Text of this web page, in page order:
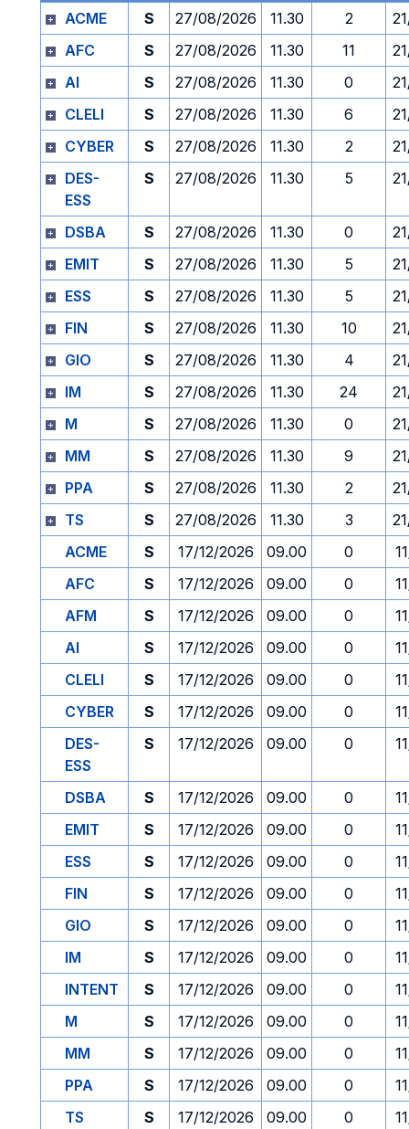
ACME S 27/08/2026 11.30 2
AFC
S 27/08/2026 11.30 11
AI
S 27/08/2026 11.30 0
CLELI
S 27/08/2026 11.30 6
CYBER
S 27/08/2026 11.30 2
DES-
ESS
S 27/08/2026 11.30 5
DSBA S 27/08/2026 11.30 0
EMIT
S 27/08/2026 11.30 5
ESS
S 27/08/2026 11.30 5
FIN
S 27/08/2026 11.30 10
GIO
S 27/08/2026 11.30 4
IM
S 27/08/2026 11.30 24
M
S 27/08/2026 11.30 0
MM
S 27/08/2026 11.30 9
PPA
S 27/08/2026 11.30 2
TS
S 27/08/2026 11.30 3
ACME
S 17/12/2026 09.00 0
AFC
S 17/12/2026 09.00 0
AFM
S 17/12/2026 09.00 0
AI
S 17/12/2026 09.00 0
CLELI
S 17/12/2026 09.00 0
CYBER
S 17/12/2026 09.00 0
DES-
ESS
S 17/12/2026 09.00 0
DSBA S 17/12/2026 09.00 0
EMIT
S 17/12/2026 09.00 0
ESS
S 17/12/2026 09.00 0
FIN
S 17/12/2026 09.00 0
GIO
S 17/12/2026 09.00 0
IM
S 17/12/2026 09.00 0
INTENT
S 17/12/2026 09.00 0
M
S 17/12/2026 09.00 0
MM
S 17/12/2026 09.00 0
PPA
S 17/12/2026 09.00 0
TS
S 17/12/2026 09.00 0